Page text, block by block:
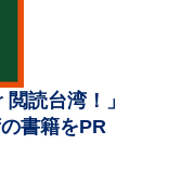
読台湾！」
書籍をPR